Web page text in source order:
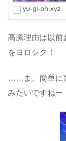
yu-gi-oh.xyz
高騰理由は以前
をヨロシク！
……ま、簡単に
みたいですねー